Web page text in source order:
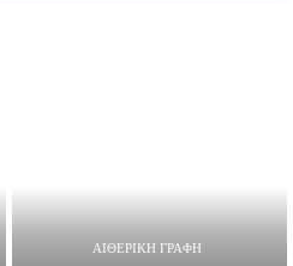
ΑΙΘΕΡΙΚΗ ΓΡΑΦΗ